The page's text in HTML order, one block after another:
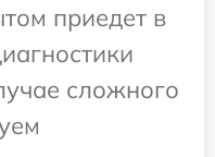
приедет в
сложного